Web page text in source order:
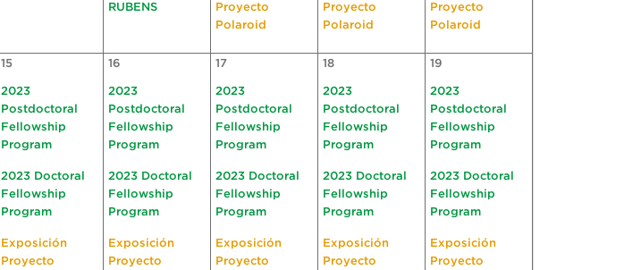
RUBENS
Proyecto
Polaroid
Proyecto
Polaroid
Proyecto
Polaroid
15
2023
Postdoctoral
Fellowship
Program
2023 Doctoral
Fellowship
Program
Exposición
Proyecto
16
2023
Postdoctoral
Fellowship
Program
2023 Doctoral
Fellowship
Program
Exposición
Proyecto
17
2023
Postdoctoral
Fellowship
Program
2023 Doctoral
Fellowship
Program
Exposición
Proyecto
18
2023
Postdoctoral
Fellowship
Program
2023 Doctoral
Fellowship
Program
Exposición
Proyecto
19
2023
Postdoctoral
Fellowship
Program
2023 Doctoral
Fellowship
Program
Exposición
Proyecto